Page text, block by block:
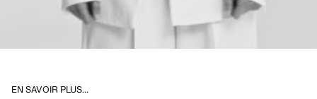
EN SAVOIR PLUS…